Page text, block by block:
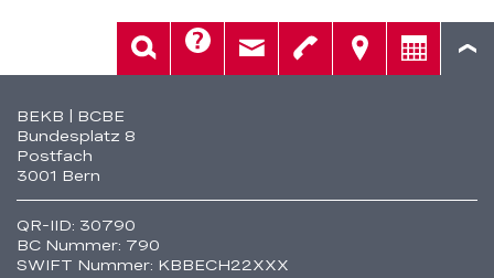
Fusszeile
BEKB | BCBE
Bundesplatz 8
Postfach
3001 Bern
QR-IID: 30790
BC Nummer: 790
SWIFT Nummer: KBBECH22XXX